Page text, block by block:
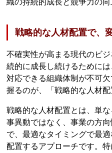
織の持続的成長と競争力の向
戦略的な人材配置で、
不確実性が高まる現代のビ
続的に成長し続けるために
対応できる組織体制が不可
握るのが、「戦略的な人材配
戦略的な人材配置とは、単
事異動ではなく、事業の方
で、最適なタイミングで最
配置するアプローチです。